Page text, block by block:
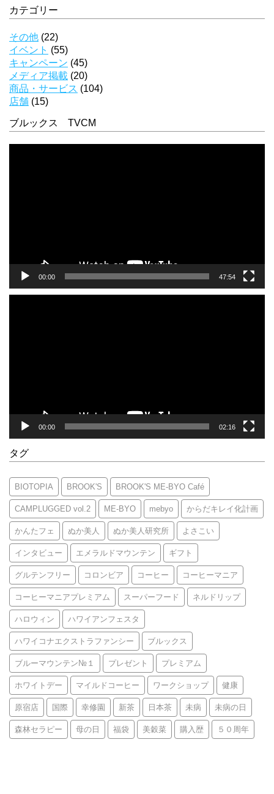
カテゴリー
その他 (22)
イベント (55)
キャンペーン (45)
メディア掲載 (20)
商品・サービス (104)
店舗 (15)
ブルックス TVCM
00:00 47:54
00:00 02:16
タグ
BIOTOPIA BROOK'S BROOK'S ME-BYO Café
CAMPLUGGED vol.2 ME-BYO mebyo からだキレイ化計画
かんたフェ ぬか美人 ぬか美人研究所 よさこい
インタビュー エメラルドマウンテン ギフト
グルテンフリー コロンビア コーヒー コーヒーマニア
コーヒーマニアプレミアム スーパーフード ネルドリップ
ハロウィン ハワイアンフェスタ
ハワイコナエクストラファンシー ブルックス
ブルーマウンテン№１ プレゼント プレミアム
ホワイトデー マイルドコーヒー ワークショップ 健康
原宿店 国際 幸修園 新茶 日本茶 未病 未病の日
森林セラピー 母の日 福袋 美穀菜 購入歴 ５０周年